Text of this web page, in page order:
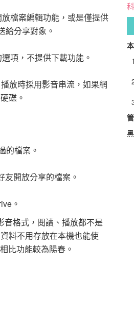
檔案編輯功能，或是僅提供
給分享對象。
項，不提供下載功能。
放時採用影音串流，如果網
碟。
的檔案。
開放分享的檔案。
。
格式，閱讀、播放都不是
料不用存放在本機也能使
比功能較為陽春。